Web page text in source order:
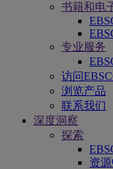
书籍和电
专业服务
访问
浏览产品
联系我们
深度洞察
探索
资